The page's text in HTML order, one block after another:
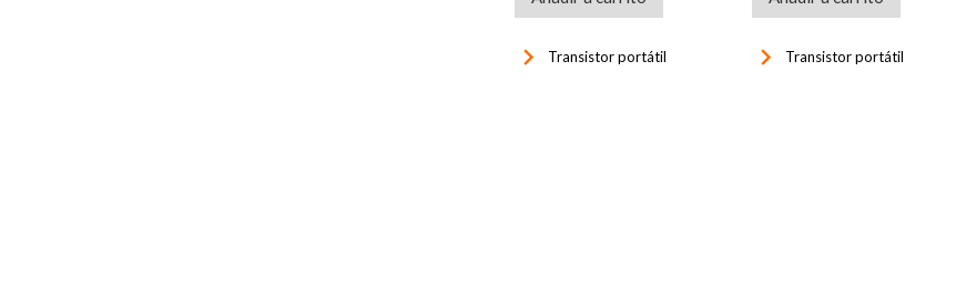
keyboard_arrow_right Transistor portátil keyboard_arrow_right Transistor portátil